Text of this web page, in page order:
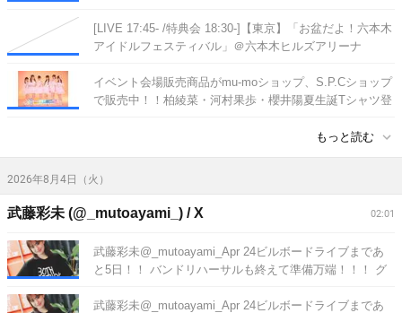
[LIVE 17:45- /特典会 18:30-]【東京】「お盆だよ！六本木
アイドルフェスティバル」＠六本木ヒルズアリーナ
イベント会場販売商品がmu-moショップ、S.P.Cショップ
で販売中！！柏綾菜・河村果歩・櫻井陽夏生誕Tシャツ登
もっと読む
2026年8月4日（火）
02:01
武藤彩未 (@_mutoayami_) / X
武藤彩未@_mutoayami_Apr 24ビルボードライブまであ
と5日！！ バンドリハーサルも終えて準備万端！！！ グ
02:01]
武藤彩未@_mutoayami_Apr 24ビルボードライブまであ